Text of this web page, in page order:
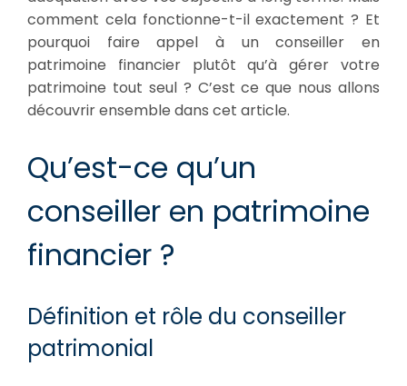
comment cela fonctionne-t-il exactement ? Et
pourquoi faire appel à un conseiller en
patrimoine financier plutôt qu’à gérer votre
patrimoine tout seul ? C’est ce que nous allons
découvrir ensemble dans cet article.
Qu’est-ce qu’un
conseiller en patrimoine
financier ?
Définition et rôle du conseiller
patrimonial